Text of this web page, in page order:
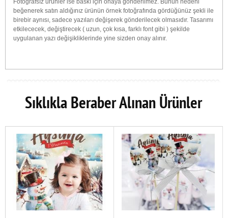
beğenerek satın aldığınız ürünün örnek fotoğrafında gördüğünüz şekli ile
birebir aynısı, sadece yazıları değişerek gönderilecek olmasıdır. Tasarımı
etkilececek, değiştirecek ( uzun, çok kısa, farklı font gibi ) şekilde
uygulanan yazı değişikliklerinde yine sizden onay alınır.
Sıklıkla Beraber Alınan Ürünler